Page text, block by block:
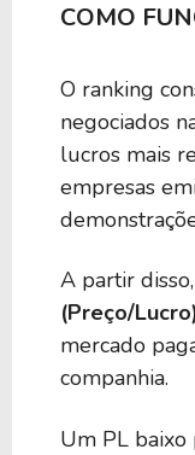
COMO
O ranking
negociados
lucros mais
empresas
A partir
(Preço/
mercado
companhia.
Um PL baixo